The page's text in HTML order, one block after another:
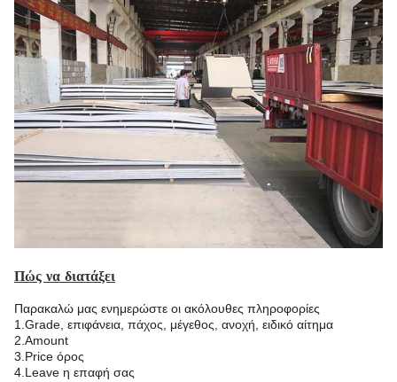
Πώς να διατάξει
Παρακαλώ μας ενημερώστε οι ακόλουθες πληροφορίες
1.Grade, επιφάνεια, πάχος, μέγεθος, ανοχή, ειδικό αίτημα
2.Amount
3.Price όρος
4.Leave η επαφή σας